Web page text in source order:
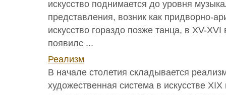
искусство поднимается до уровня
представления, возник как придворно-
искусство гораздо позже танца, в XV-
появилс ...
Реализм
В начале столетия складывается
художественная система в искусстве XIX